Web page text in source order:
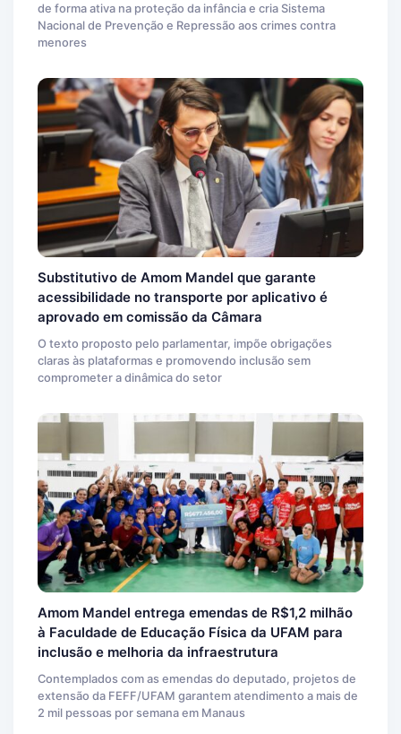
de forma ativa na proteção da infância e cria Sistema
Nacional de Prevenção e Repressão aos crimes contra
menores
Substitutivo de Amom Mandel que garante
acessibilidade no transporte por aplicativo é
aprovado em comissão da Câmara
O texto proposto pelo parlamentar, impõe obrigações
claras às plataformas e promovendo inclusão sem
comprometer a dinâmica do setor
Amom Mandel entrega emendas de R$1,2 milhão
à Faculdade de Educação Física da UFAM para
inclusão e melhoria da infraestrutura
Contemplados com as emendas do deputado, projetos de
extensão da FEFF/UFAM garantem atendimento a mais de
2 mil pessoas por semana em Manaus